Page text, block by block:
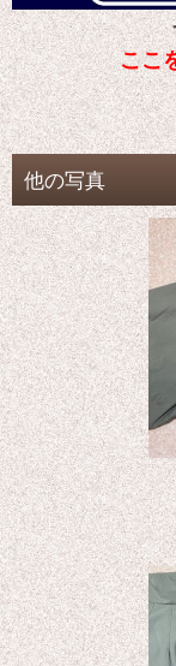
ここ
他の写真